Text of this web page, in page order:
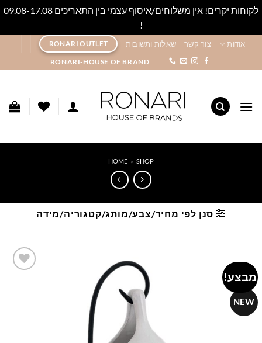
לקוחות יקרים! אין משלוחים/איסוף עצמי בין התאריכים 09.08-17.08
!
content
אודות צור קשר שאלות ותשובות RONARI OUTLET
RONARI-HOUSE OF BRAND
HOME » SHOP
סנן לפי מחיר/צבע/מותג/קטגוריה/מידה
מבצע!
NEW